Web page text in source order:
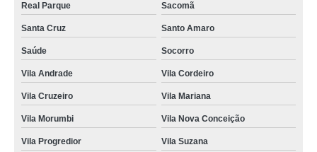
empresa de destruição de dado Vila Andrade
empresa que faz destruição de armazenadores de dados Mauá
empresa que faz destruição de dados segura Mendonça
destruição de dados digitais M'Boi Mirim
destruição de dados e hd's Ibirapuera
empresa de destruição segura de dados Itu
Real Parque Sacomã
Santa Cruz Santo Amaro
Saúde Socorro
Vila Andrade Vila Cordeiro
Vila Cruzeiro Vila Mariana
Vila Morumbi Vila Nova Conceição
Vila Progredior Vila Suzana